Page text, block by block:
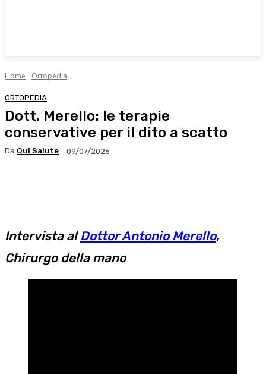
Home Ortopedia
ORTOPEDIA
Dott. Merello: le terapie
conservative per il dito a scatto
Da Qui Salute 09/07/2026
Intervista alDottor Antonio Merello,
Chirurgo della mano